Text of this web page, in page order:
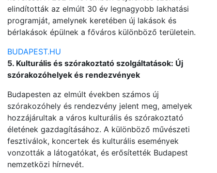
elindították az elmúlt 30 év legnagyobb lakhatási
programját, amelynek keretében új lakások és
bérlakások épülnek a főváros különböző területein.
BUDAPEST.HU
5. Kulturális és szórakoztató szolgáltatások: Új
szórakozóhelyek és rendezvények
Budapesten az elmúlt években számos új
szórakozóhely és rendezvény jelent meg, amelyek
hozzájárultak a város kulturális és szórakoztató
életének gazdagításához. A különböző művészeti
fesztiválok, koncertek és kulturális események
vonzották a látogatókat, és erősítették Budapest
nemzetközi hírnevét.